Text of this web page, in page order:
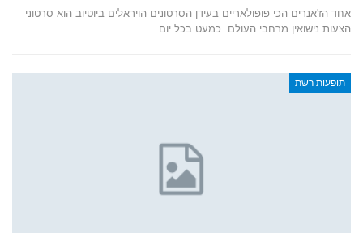
אחד הז'אנרים הכי פופולאריים בעידן הסרטונים הויראלים ביוטיוב הוא סרטוני
הצעות נישואין מרחבי העולם. כמעט בכל יום…
תופעות רשת